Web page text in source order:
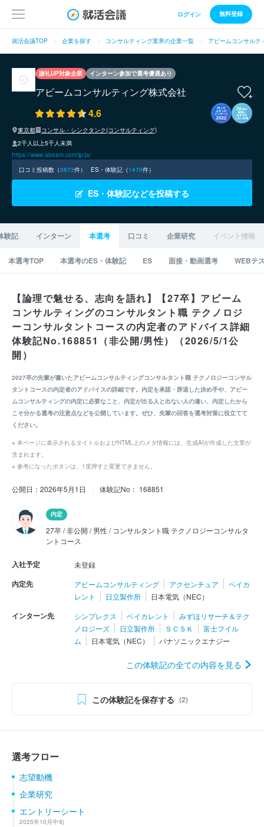
ログイン 無料登録
就活会議TOP 企業を探す コンサルティング業界の企業一覧 アビームコンサルテ
謝礼UP対象企業 インターン参加で選考優遇あり
アビームコンサルティング株式会社
4.6
東京都
コンサル・シンクタンク(コンサルティング)
2千人以上5千人未満
https://www.abeam.com/jp/ja/
口コミ投稿数（3873件） ES・体験記（1470件）
ES・体験記などを投稿する
験記 インターン 本選考 口コミ 企業研究 イベント情報
本選考TOP 本選考のES・体験記 ES 面接・動画選考 WEBテ
【論理で魅せる、志向を語れ】【27卒】アビーム
コンサルティングのコンサルタント職 テクノロジ
ーコンサルタントコースの内定者のアドバイス詳細
体験記No.168851（非公開/男性）（2026/5/1公
開）
2027卒の先輩が書いたアビームコンサルティングコンサルタント職 テクノロジーコンサル
タントコースの内定者のアドバイスの詳細です。内定を承諾・辞退した決め手や、アビー
ムコンサルティングの内定に必要なこと、内定が出る人と出ない人の違い、内定したから
こそ分かる選考の注意点などを公開しています。ぜひ、先輩の回答を選考対策に役立てて
ください。
※ 本ページに表示されるタイトルおよびHTML上のメタ情報には、生成AIが作成した文章が
含まれます。
※ 参考になったボタンは、1度押すと変更できません。
公開日：2026年5月1日 体験記No： 168851
内定
27卒 / 非公開 / 男性 / コンサルタント職 テクノロジーコンサルタ
ントコース
入社予定 未登録
内定先 アビームコンサルティング アクセンチュア
ベイカ
レント
日立製作所 日本電気（NEC）
インターン先 シンプレクス ベイカレント
みずほリサーチ＆テク
ノロジーズ
日立製作所 ＳＣＳＫ
富士フイル
ム
日本電気（NEC） パナソニックエナジー
この体験記の全ての内容を見る
この体験記を保存する (2)
選考フロー
志望動機
企業研究
エントリーシート
2025年10月中旬